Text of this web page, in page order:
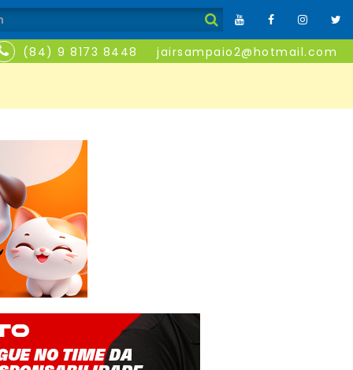
(84) 9 8173 8448 jairsampaio2@hotmail.com